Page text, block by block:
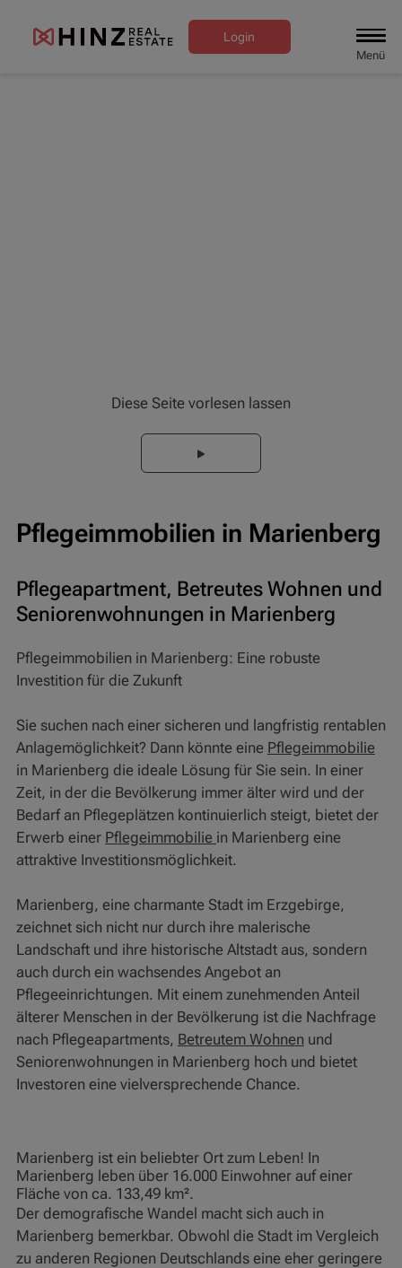
Login
Diese Seite vorlesen lassen
Pflegeimmobilien in Marienberg
Pflegeapartment, Betreutes Wohnen und
Seniorenwohnungen in Marienberg
Pflegeimmobilien in Marienberg: Eine robuste
Investition für die Zukunft
Sie suchen nach einer sicheren und langfristig rentablen
Anlagemöglichkeit? Dann könnte eine Pflegeimmobilie
in Marienberg die ideale Lösung für Sie sein. In einer
Zeit, in der die Bevölkerung immer älter wird und der
Bedarf an Pflegeplätzen kontinuierlich steigt, bietet der
Erwerb einer Pflegeimmobilie in Marienberg eine
attraktive Investitionsmöglichkeit.
Marienberg, eine charmante Stadt im Erzgebirge,
zeichnet sich nicht nur durch ihre malerische
Landschaft und ihre historische Altstadt aus, sondern
auch durch ein wachsendes Angebot an
Pflegeeinrichtungen. Mit einem zunehmenden Anteil
älterer Menschen in der Bevölkerung ist die Nachfrage
nach Pflegeapartments, Betreutem Wohnen und
Seniorenwohnungen in Marienberg hoch und bietet
Investoren eine vielversprechende Chance.
Marienberg ist ein beliebter Ort zum Leben! In
Marienberg leben über 16.000 Einwohner auf einer
Fläche von ca. 133,49 km².
Der demografische Wandel macht sich auch in
Marienberg bemerkbar. Obwohl die Stadt im Vergleich
zu anderen Regionen Deutschlands eine eher geringere